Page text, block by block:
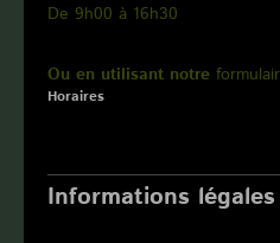
De 9h00 à 16h30
Ou en utilisant notre
Horaires
Informations légales